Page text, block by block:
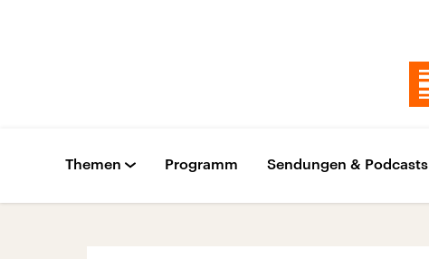
Themen Programm Sendungen & Podcasts